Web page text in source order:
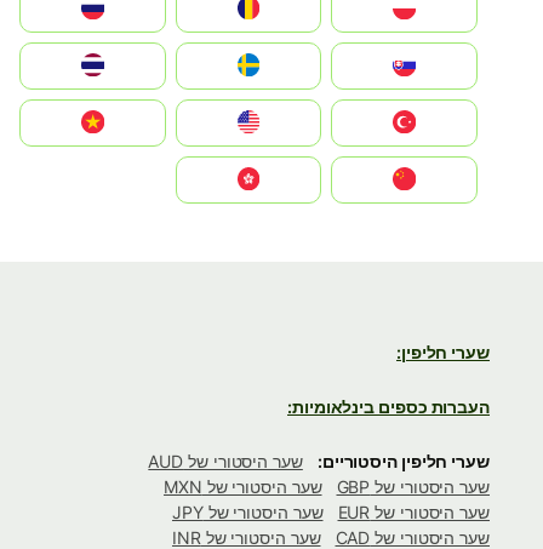
România
Slovensko
United States
Vietnam
שערי חליפין:
העברות כספים בינלאומיות:
שערי חליפין היסטוריים:
שער היסטורי של AUD
שער היסטורי של GBP
שער היסטורי של MXN
שער היסטורי של EUR
שער היסטורי של JPY
שער היסטורי של CAD
שער היסטורי של INR